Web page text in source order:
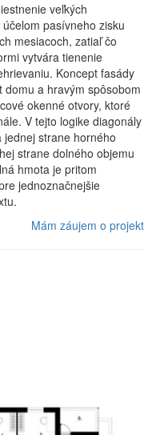
veľkých
pasívneho zisku
mesiacoch, zatiaľ čo
vytvára tienenie
Koncept fasády
domu a hravým spôsobom
okenné otvory, ktoré
V tejto logike diagonály
strane horného
strane dolného objemu
hmota je pritom
jednoznačnejšie
Mám záujem o projekt